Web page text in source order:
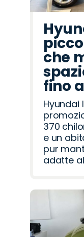
che
fino
Hyundai
370
e un
pur
adatte